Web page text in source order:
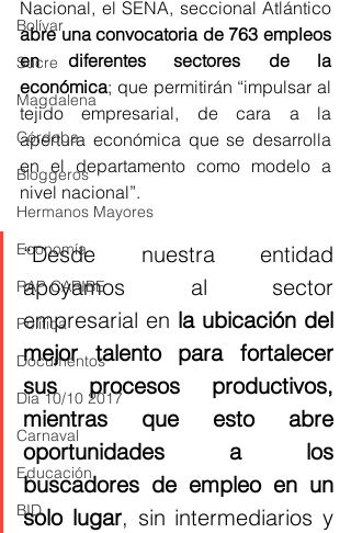
Bolívar
Sucre
Magdalena
Córdoba
Bloggeros
Hermanos Mayores
Economía
RAP CARIBE
Política
Documentos
Día 10/10 2017
Carnaval
Educación
BID
abre una convocatoria de 763 empleos
en diferentes sectores de la
económica; que permitirán “impulsar al
tejido empresarial, de cara a la
apertura económica que se desarrolla
en el departamento como modelo a
nivel nacional”.
“Desde nuestra entidad
apoyamos al sector
empresarial en la ubicación del
mejor talento para fortalecer
sus procesos productivos,
mientras que esto abre
oportunidades a los
buscadores de empleo en un
solo lugar, sin intermediarios y